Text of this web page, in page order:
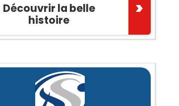
Découvrir la belle
histoire